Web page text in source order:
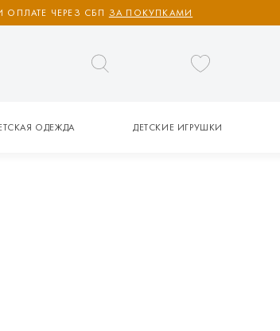
ЧЕРЕЗ СБП ЗА ПОКУПКАМИ
ОДЕЖДА ДЕТСКИЕ ИГРУШКИ